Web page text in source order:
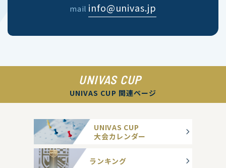
mail info@univas.jp
UNIVAS CUP
UNIVAS CUP 関連ページ
UNIVAS CUP
大会カレンダー
ランキング